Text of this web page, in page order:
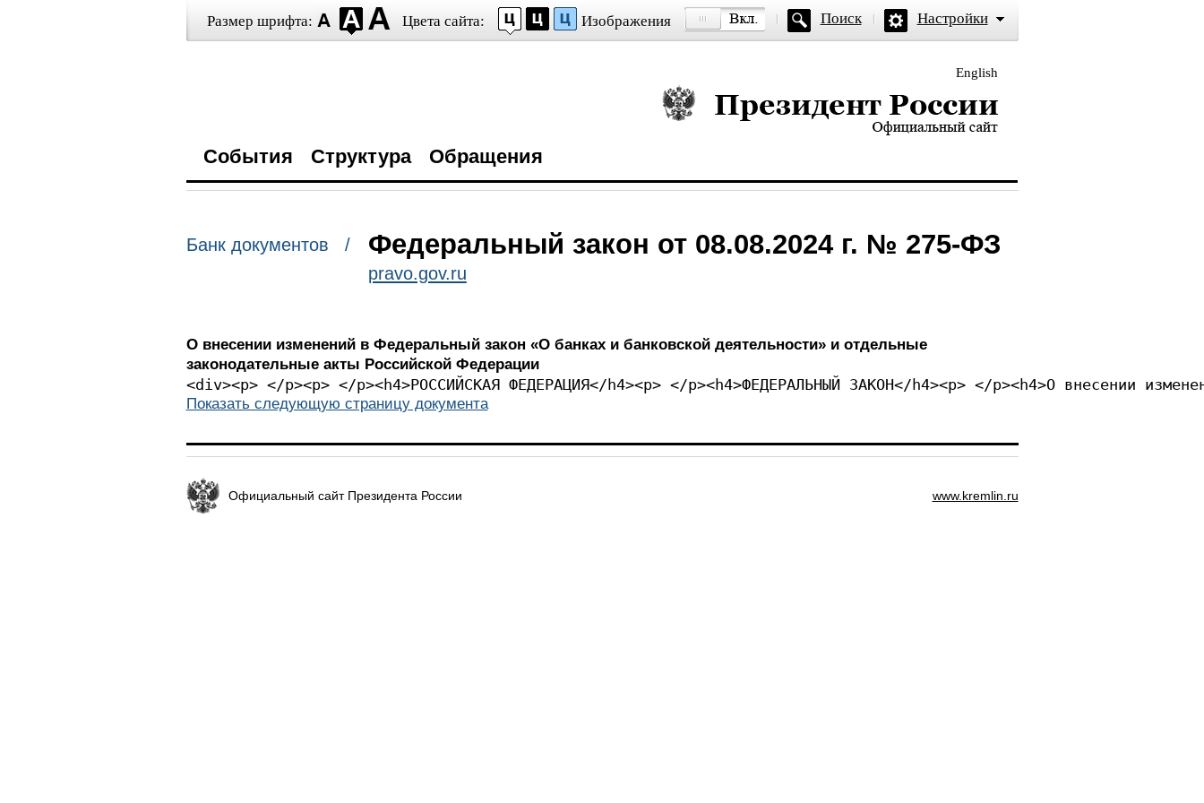
Размер шрифта: Цвета сайта: Изображения Поиск Настройки
English
Президент России — официальный сайт
События Структура Обращения
Банк документов / Федеральный закон от 08.08.2024 г. № 275-ФЗ
pravo.gov.ru
О внесении изменений в Федеральный закон «О банках и банковской деятельности» и отдельные
законодательные акты Российской Федерации
<div><p> </p><p> </p><h4>РОССИЙСКАЯ ФЕДЕРАЦИЯ</
Показать следующую страницу документа
Официальный сайт Президента России www.kremlin.ru